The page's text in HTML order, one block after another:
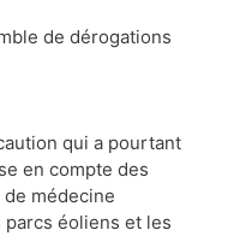
de dérogations
qui a pourtant
en compte des
de médecine
éoliens et les